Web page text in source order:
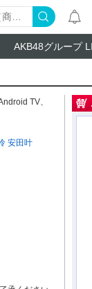
AKB48グループ
TV、
安田叶